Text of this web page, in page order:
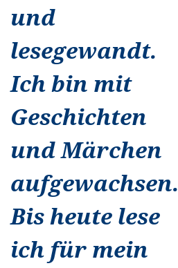
und
lesegewandt.
Ich bin mit
Geschichten
und Märchen
aufgewachsen.
Bis heute lese
ich für mein